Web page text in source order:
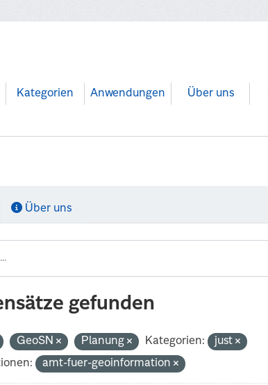
Kategorien Anwendungen Über uns
Über uns
gefunden
GeoSN Planung Kategorien:
just
amt-fuer-geoinformation